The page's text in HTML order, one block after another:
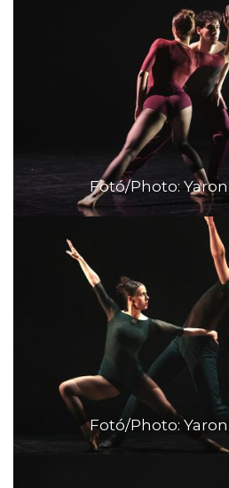
Fotó/Photo:
Fotó/Photo: